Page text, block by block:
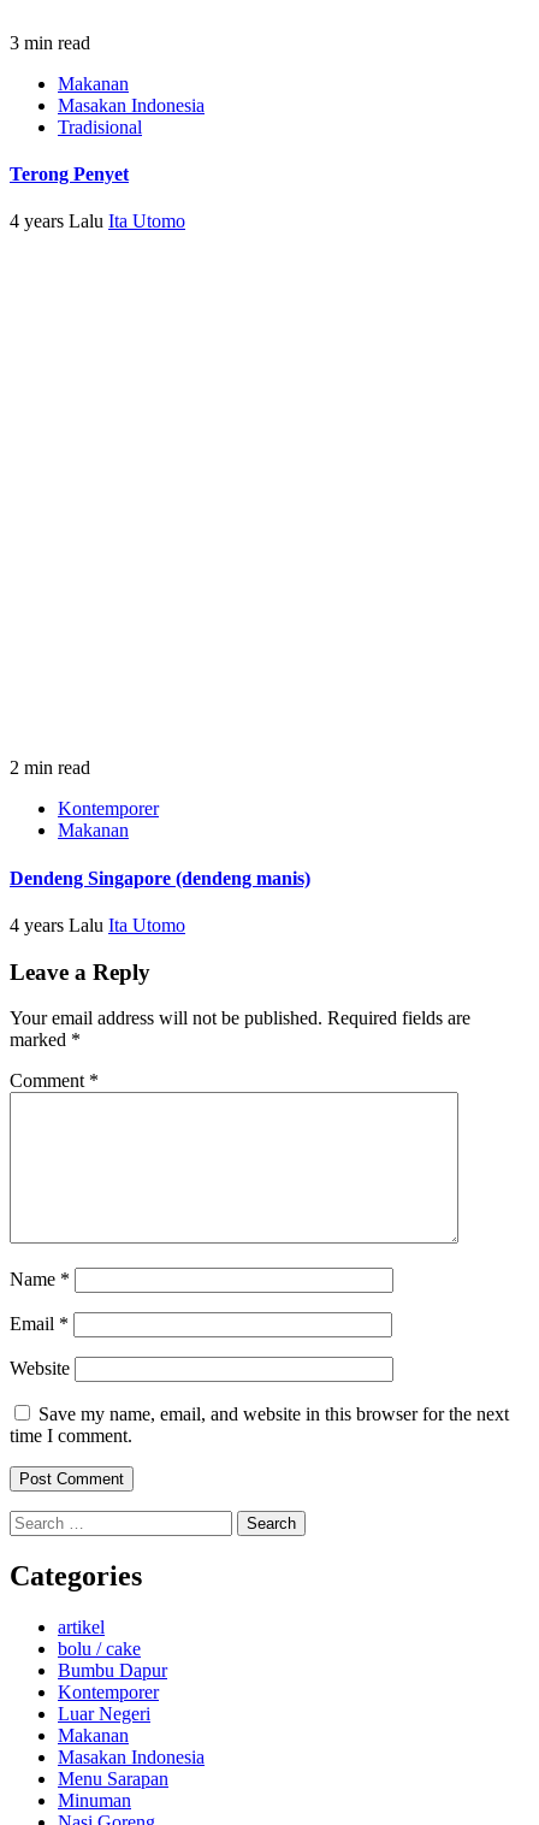
3 min read
Makanan
Masakan Indonesia
Tradisional
Terong Penyet
4 years Lalu Ita Utomo
2 min read
Kontemporer
Makanan
Dendeng Singapore (dendeng manis)
4 years Lalu Ita Utomo
Leave a Reply
Your email address will not be published. Required fields are
marked *
Comment *
Name *
Email *
Website
Save my name, email, and website in this browser for the next
time I comment.
Search
for:
Categories
artikel
bolu / cake
Bumbu Dapur
Kontemporer
Luar Negeri
Makanan
Masakan Indonesia
Menu Sarapan
Minuman